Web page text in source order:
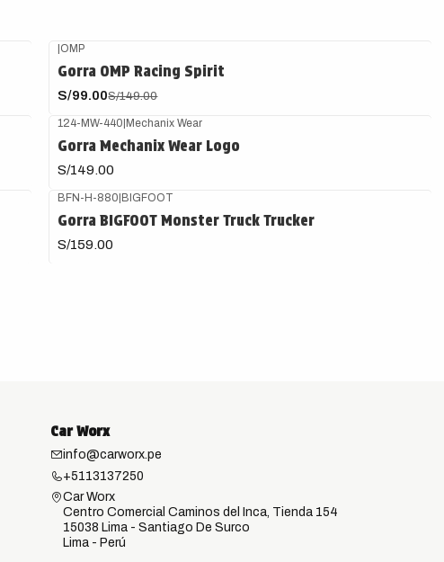
|OMP
Gorra OMP Racing Spirit
S/99.00S/149.00
124-MW-440|Mechanix Wear
Gorra Mechanix Wear Logo
S/149.00
BFN-H-880|BIGFOOT
Gorra BIGFOOT Monster Truck Trucker
S/159.00
Car Worx
info@carworx.pe
+5113137250
Car Worx
Centro Comercial Caminos del Inca, Tienda 154
15038 Lima - Santiago De Surco
Lima - Perú